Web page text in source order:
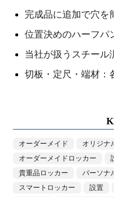
完成品に追加で穴を
位置決めのハーフパ
当社が扱うスチール
切板・定尺・端材：
オーダーメイド オリジナ
オーダーメイドロッカー
貴重品ロッカー
パーソナ
スマートロッカー
設置